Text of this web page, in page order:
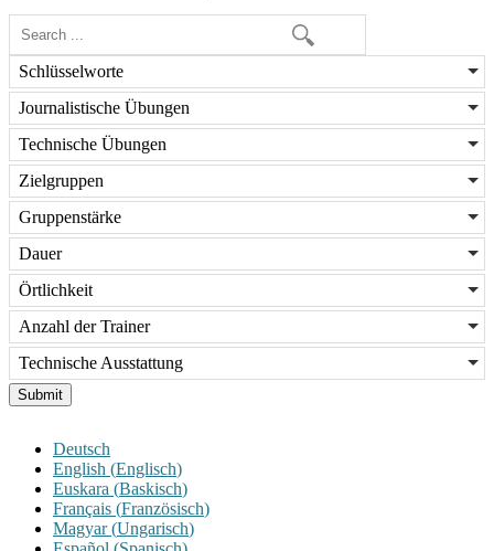
Schlüsselworte
Journalistische Übungen
Technische Übungen
Zielgruppen
Gruppenstärke
Dauer
Örtlichkeit
Anzahl der Trainer
Technische Ausstattung
Submit
Deutsch
English (Englisch)
Euskara (Baskisch)
Français (Französisch)
Magyar(Ungarisch)